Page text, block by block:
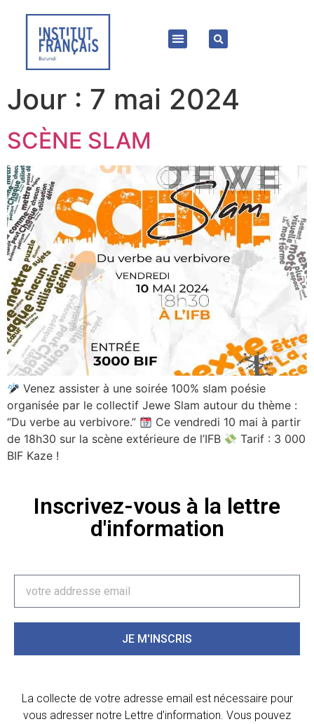
Jour : 7 mai 2024
SCÈNE SLAM
Venez assister à une soirée 100% slam poésie
organisée par le collectif Jewe Slam autour du thème :
“Du verbe au verbivore.”
Ce vendredi 10 mai à partir
de 18h30 sur la scène extérieure de l’IFB
Tarif : 3 000
BIF Kaze !
Inscrivez-vous à la lettre
d'information
JE M'INSCRIS
La collecte de votre adresse email est nécessaire pour
vous adresser notre Lettre d’information. Vous pouvez